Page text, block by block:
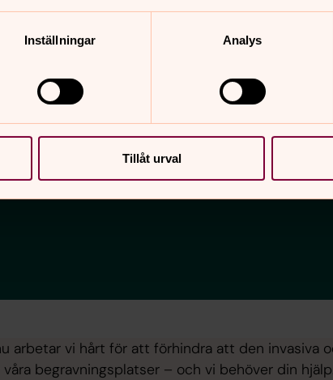
Inställningar Analys
Tillåt urval
7 kap. 3 § begravningslagen åligger det
besiktning av gravplatser på kyrkogårdarna i
vara vanvårdade.
arbetar vi hårt för att förhindra att den invasiva
våra begravningsplatser – och vi behöver din